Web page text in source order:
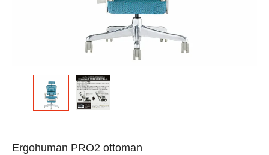
Ergohuman PRO2 ottoman